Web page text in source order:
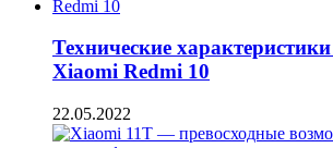
Технические
Xiaomi Redmi 10
22.05.2022